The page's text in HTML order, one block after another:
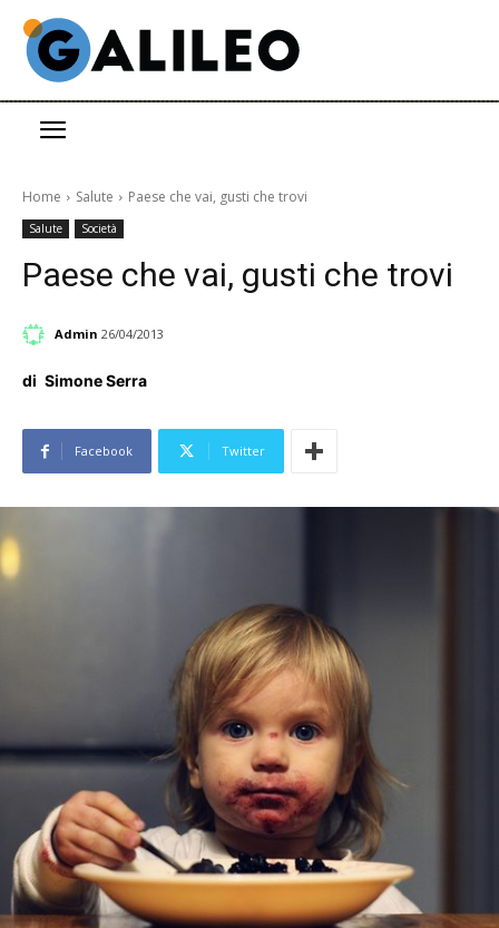
Home Salute Paese che vai, gusti che trovi
Salute Società
Paese che vai, gusti che trovi
Admin 26/04/2013
di Simone Serra
Facebook Twitter